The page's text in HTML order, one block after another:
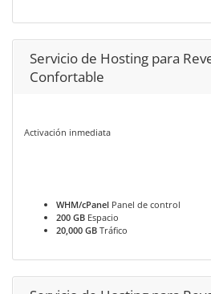
Servicio de Hosting para
Confortable
Activación inmediata
WHM/cPanel Panel de control
200 GB Espacio
20,000 GB Tráfico